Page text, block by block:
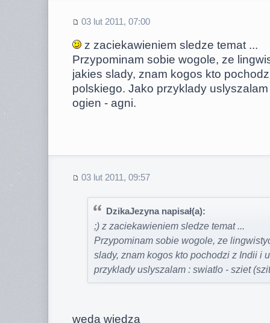
03 lut 2011, 07:00
z zaciekawieniem sledze temat ...
Przypominam sobie wogole, ze
jakies slady, znam kogos kto
polskiego. Jako przyklady
ogien - agni.
03 lut 2011, 09:57
DzikaJezyna napisał(a):
;) z zaciekawieniem sledze temat ...
Przypominam sobie wogole, ze
slady, znam kogos kto pochodzi z Indii i
przyklady uslyszalam : swiatlo - sziet
weda wiedza